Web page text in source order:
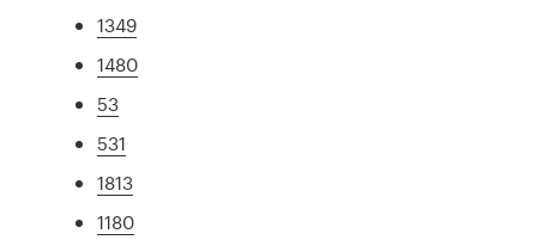
1349
1480
53
531
1813
1180